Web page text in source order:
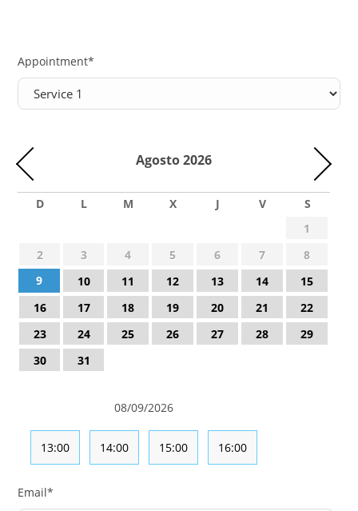
Appointment*
Agosto 2026
D L M X J V
S
1
2
3 4 5 6 7
8
9
10 11 12 13 14
15
16
17 18 19 20 21
22
23
24 25 26 27 28
29
30
31
08/09/2026
13:00 14:00 15:00 16:00
Email*